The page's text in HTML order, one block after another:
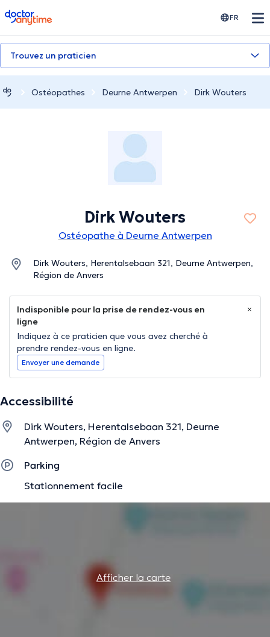
doctoranytime FR
Trouvez un praticien
Ostéopathes Deurne Antwerpen Dirk Wouters
Dirk Wouters
Ostéopathe à Deurne Antwerpen
Dirk Wouters, Herentalsebaan 321, Deurne Antwerpen,
Région de Anvers
Indisponible pour la prise de rendez-vous en
ligne
Indiquez à ce praticien que vous avez cherché à
prendre rendez-vous en ligne.
Envoyer une demande
Accessibilité
Dirk Wouters, Herentalsebaan 321, Deurne
Antwerpen, Région de Anvers
Parking
Stationnement facile
Afficher la carte